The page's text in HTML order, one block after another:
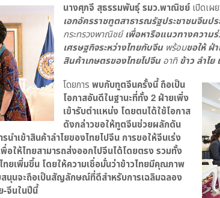
นางศุภจี สุธรรมพันธุ์ รมว.พาณิชย์ เปิดเผ
เอกอัครราชทูตสาธารณรัฐประชาชนจีนปร
กระทรวงพาณิชย์เพื่อหารือแนวทางความ
เศรษฐกิจระหว่างไทยกับจีนพร้อมขอให้ ฝ่
สินค้าเกษตรของไทยไปจีนอาทิข้าว ลำไย
โดยการ พบกับทูตจีนครั้งนี้ ถือเป็น
โอกาสอันดีในฐานะที่ทั้ง 2 ฝ่ายเพิ่ง
เข้ารับตำแหน่ง โดยตนได้ใช้โอกาส
ดังกล่าวขอให้ทูตจีนช่วยผลักดัน
ำเข้าสินค้าลำไยของไทยไปจีน การขอให้จีนเร่ง
อให้ไทยสามารถส่งออกไปจีนได้โดยตรง รวมทั้ง
ยเพิ่มขึ้น โดยให้ความเชื่อมั่นว่าข้าวไทยมีคุณภาพ
นุนจะถือเป็นสัญลักษณ์ที่ดีสำหรับการเฉลิมฉลอง
-จีนในปีนี้